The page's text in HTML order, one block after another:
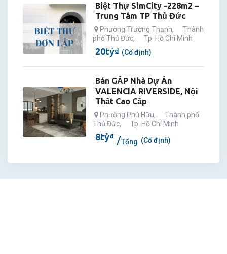
Biệt Thự SimCity -228m2 –
Trung Tâm TP Thủ Đức
Phường Trường Thạnh,
Thành
phố Thủ Đức, Tp. Hồ Chí Minh
20tỷ₫ (Cố định)
Bán GẤP Nhà Dự Án
VALENCIA RIVERSIDE, Nội
Thất Cao Cấp
Phường Phú Hữu,
Thành phố
Thủ Đức, Tp. Hồ Chí Minh
8tỷ₫ Tổng (Cố định)